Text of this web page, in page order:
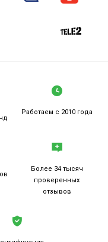
Работаем с 2010 года
Более 34 тысяч
проверенных
отзывов